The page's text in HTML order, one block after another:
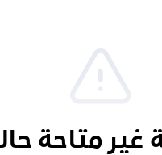
غير متاحة